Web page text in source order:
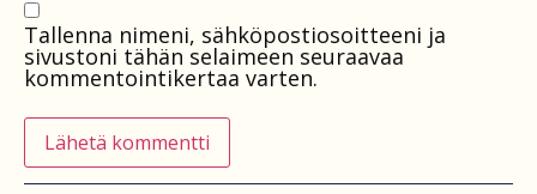
Tallenna nimeni, sähköpostiosoitteeni ja
sivustoni tähän selaimeen seuraavaa
kommentointikertaa varten.